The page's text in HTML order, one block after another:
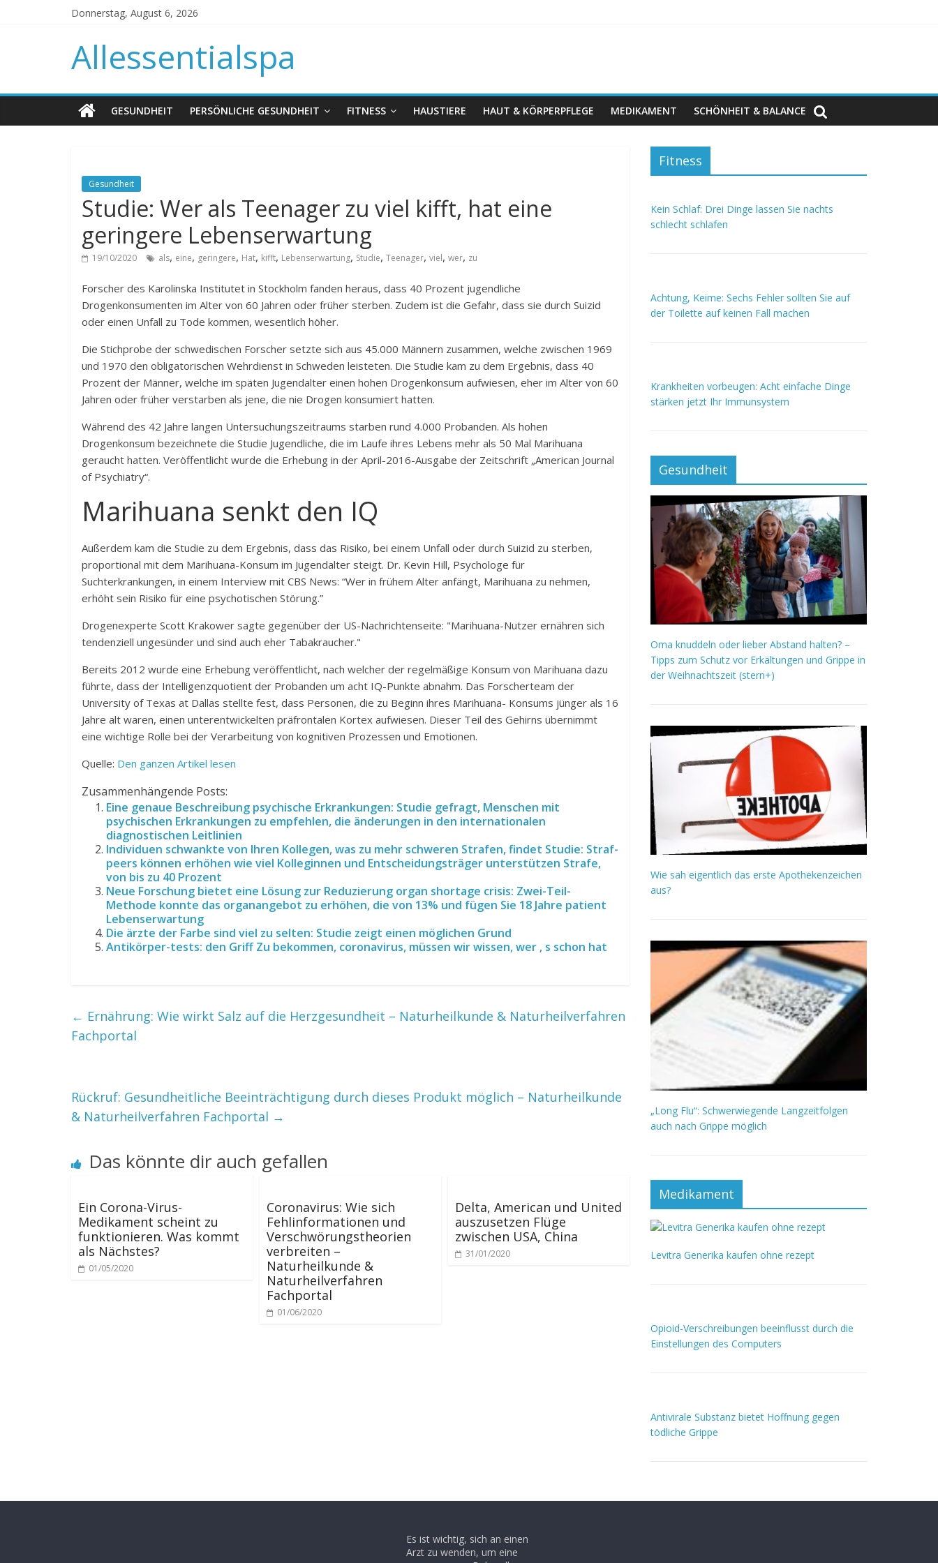
Donnerstag, August 6, 2026
Allessentialspa
GESUNDHEIT PERSÖNLICHE GESUNDHEIT FITNESS HAUSTIERE HAUT & KÖRPERPFLEGE MEDIKAMENT SCHÖNHEIT & BALANCE
Gesundheit
Studie: Wer als Teenager zu viel kifft, hat eine
geringere Lebenserwartung
19/10/2020 als, eine, geringere, Hat, kifft, Lebenserwartung, Studie, Teenager, viel, wer, zu
Forscher des Karolinska Institutet in Stockholm fanden heraus, dass 40 Prozent jugendliche
Drogenkonsumenten im Alter von 60 Jahren oder früher sterben. Zudem ist die Gefahr, dass sie durch Suizid
oder einen Unfall zu Tode kommen, wesentlich höher.
Die Stichprobe der schwedischen Forscher setzte sich aus 45.000 Männern zusammen, welche zwischen 1969
und 1970 den obligatorischen Wehrdienst in Schweden leisteten. Die Studie kam zu dem Ergebnis, dass 40
Prozent der Männer, welche im späten Jugendalter einen hohen Drogenkonsum aufwiesen, eher im Alter von 60
Jahren oder früher verstarben als jene, die nie Drogen konsumiert hatten.
Während des 42 Jahre langen Untersuchungszeitraums starben rund 4.000 Probanden. Als hohen
Drogenkonsum bezeichnete die Studie Jugendliche, die im Laufe ihres Lebens mehr als 50 Mal Marihuana
geraucht hatten. Veröffentlicht wurde die Erhebung in der April-2016-Ausgabe der Zeitschrift „American Journal
of Psychiatry“.
Marihuana senkt den IQ
Außerdem kam die Studie zu dem Ergebnis, dass das Risiko, bei einem Unfall oder durch Suizid zu sterben,
proportional mit dem Marihuana-Konsum im Jugendalter steigt. Dr. Kevin Hill, Psychologe für
Suchterkrankungen, in einem Interview mit CBS News: “Wer in frühem Alter anfängt, Marihuana zu nehmen,
erhöht sein Risiko für eine psychotischen Störung.”
Drogenexperte Scott Krakower sagte gegenüber der US-Nachrichtenseite: "Marihuana-Nutzer ernähren sich
tendenziell ungesünder und sind auch eher Tabakraucher."
Bereits 2012 wurde eine Erhebung veröffentlicht, nach welcher der regelmäßige Konsum von Marihuana dazu
führte, dass der Intelligenzquotient der Probanden um acht IQ-Punkte abnahm. Das Forscherteam der
University of Texas at Dallas stellte fest, dass Personen, die zu Beginn ihres Marihuana- Konsums jünger als 16
Jahre alt waren, einen unterentwickelten präfrontalen Kortex aufwiesen. Dieser Teil des Gehirns übernimmt
eine wichtige Rolle bei der Verarbeitung von kognitiven Prozessen und Emotionen.
Quelle: Den ganzen Artikel lesen
Zusammenhängende Posts:
Eine genaue Beschreibung psychische Erkrankungen: Studie gefragt, Menschen mit
psychischen Erkrankungen zu empfehlen, die änderungen in den internationalen
diagnostischen Leitlinien
Individuen schwankte von Ihren Kollegen, was zu mehr schweren Strafen, findet Studie: Straf-
peers können erhöhen wie viel Kolleginnen und Entscheidungsträger unterstützen Strafe,
von bis zu 40 Prozent
Neue Forschung bietet eine Lösung zur Reduzierung organ shortage crisis: Zwei-Teil-
Methode konnte das organangebot zu erhöhen, die von 13% und fügen Sie 18 Jahre patient
Lebenserwartung
Die ärzte der Farbe sind viel zu selten: Studie zeigt einen möglichen Grund
Antikörper-tests: den Griff Zu bekommen, coronavirus, müssen wir wissen, wer ‚ s schon hat
← Ernährung: Wie wirkt Salz auf die Herzgesundheit – Naturheilkunde & Naturheilverfahren
Fachportal
Rückruf: Gesundheitliche Beeinträchtigung durch dieses Produkt möglich – Naturheilkunde
& Naturheilverfahren Fachportal →
Das könnte dir auch gefallen
Ein Corona-Virus-
Medikament scheint zu
funktionieren. Was kommt
als Nächstes?
01/05/2020
Coronavirus: Wie sich
Fehlinformationen und
Verschwörungstheorien
verbreiten –
Naturheilkunde &
Naturheilverfahren
Fachportal
01/06/2020
Delta, American und United
auszusetzen Flüge
zwischen USA, China
31/01/2020
Fitness
Kein Schlaf: Drei Dinge lassen Sie nachts
schlecht schlafen
Achtung, Keime: Sechs Fehler sollten Sie auf
der Toilette auf keinen Fall machen
Krankheiten vorbeugen: Acht einfache Dinge
stärken jetzt Ihr Immunsystem
Gesundheit
Oma knuddeln oder lieber Abstand halten? –
Tipps zum Schutz vor Erkältungen und Grippe in
der Weihnachtszeit (stern+)
Wie sah eigentlich das erste Apothekenzeichen
aus?
„Long Flu“: Schwerwiegende Langzeitfolgen
auch nach Grippe möglich
Medikament
Levitra Generika kaufen ohne rezept
Opioid-Verschreibungen beeinflusst durch die
Einstellungen des Computers
Antivirale Substanz bietet Hoffnung gegen
tödliche Grippe
Es ist wichtig, sich an einen
Arzt zu wenden, um eine